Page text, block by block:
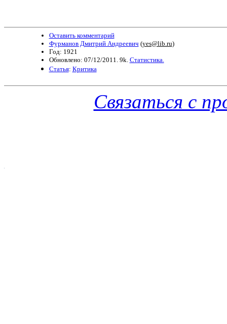
Оставить комментарий
Фурманов Дмитрий Андреевич (yes@lib.ru)
Год: 1921
Обновлено: 07/12/2011. 9k. Статистика.
Статья: Критика
Связаться с